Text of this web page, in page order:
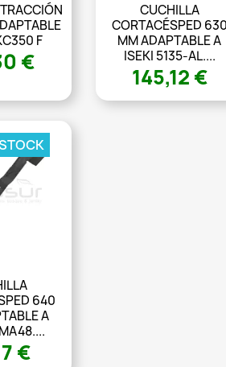
F
€
CUCHILLA
CORTACÉSPED 630
MM ADAPTABLE A
ISEKI 5135-AL....
145,12 €
640
A
€